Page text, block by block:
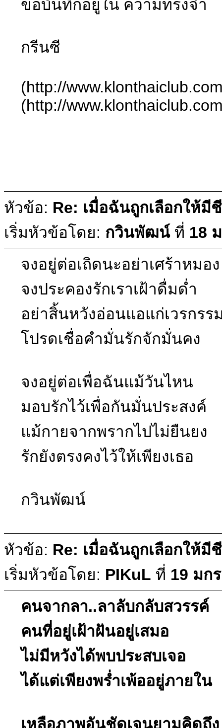
ขอบันทึกอยู่ใน ความทรงจำ
กรีนซี
(http://
(http://
หัวข้อ: Re: เมื่อฉันถูกเลือกให้มี
เริ่มหัวข้อโดย: กวินพัฒน์ที่ 18
จงอยู่ต่อเถิดนะอย่าเศร้าหมอง
จงประคองรักเราเฝ้าดื่มด่ำ
อย่าสิ้นหวังอ่อนแอแก่เวรกรร
โปรดเชื่อคำมั่นรักจักมั่นคง
จงอยู่ต่อเพื่อฉันแม้วันไหน
มอบรักไว้เพื่อกันมั่นประสงค์
แม้กายจากพรากไปไม่ยืนยง
รักยังตรงคงไว้ให้เพียงเธอ
กวินพัฒน์
หัวข้อ: Re: เมื่อฉันถูกเลือกให้มี
เริ่มหัวข้อโดย: PIKuL ที่ 19 มก
คนจากลา..ลาลับกลับสวรรค์
คนที่อยู่เฝ้าฝันอยู่เสมอ
ไม่มีหวังได้พบประสบเจอ
ได้แต่เพียงพร่ำเพ้ออยู่ภายใน
เหลือภาพอันชัดเจนยามคิดถึง